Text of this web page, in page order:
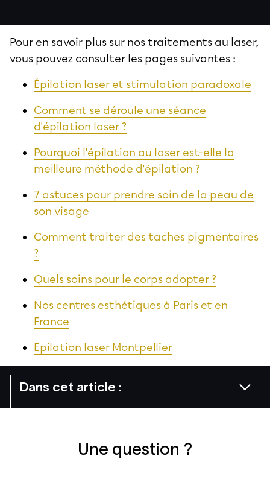
Dans cet article :
Pour en savoir plus sur nos traitements au laser,
vous pouvez consulter les pages suivantes :
Épilation laser et stimulation paradoxale
Comment se déroule une séance
d'épilation laser ?
Pourquoi l'épilation au laser est-elle la
meilleure méthode d'épilation ?
7 astuces pour prendre soin de la peau de
son visage
Comment traiter des taches pigmentaires
?
Quels soins pour le corps adopter ?
Nos centres esthétiques à Paris et en
France
Epilation laser Montpellier
Une question ?